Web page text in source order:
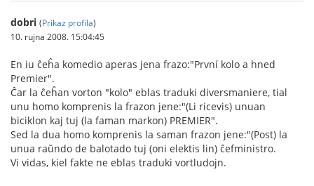
dobri (Prikaz profila)
10. rujna 2008. 15:04:45
En iu ĉeĥa komedio aperas jena frazo:"První kolo a hned
Premier".
Ĉar la ĉeĥan vorton "kolo" eblas traduki diversmaniere, tial
unu homo komprenis la frazon jene:"(Li ricevis) unuan
biciklon kaj tuj (la faman markon) PREMIER".
Sed la dua homo komprenis la saman frazon jene:"(Post) la
unua raŭndo de balotado tuj (oni elektis lin) ĉefministro.
Vi vidas, kiel fakte ne eblas traduki vortludojn.